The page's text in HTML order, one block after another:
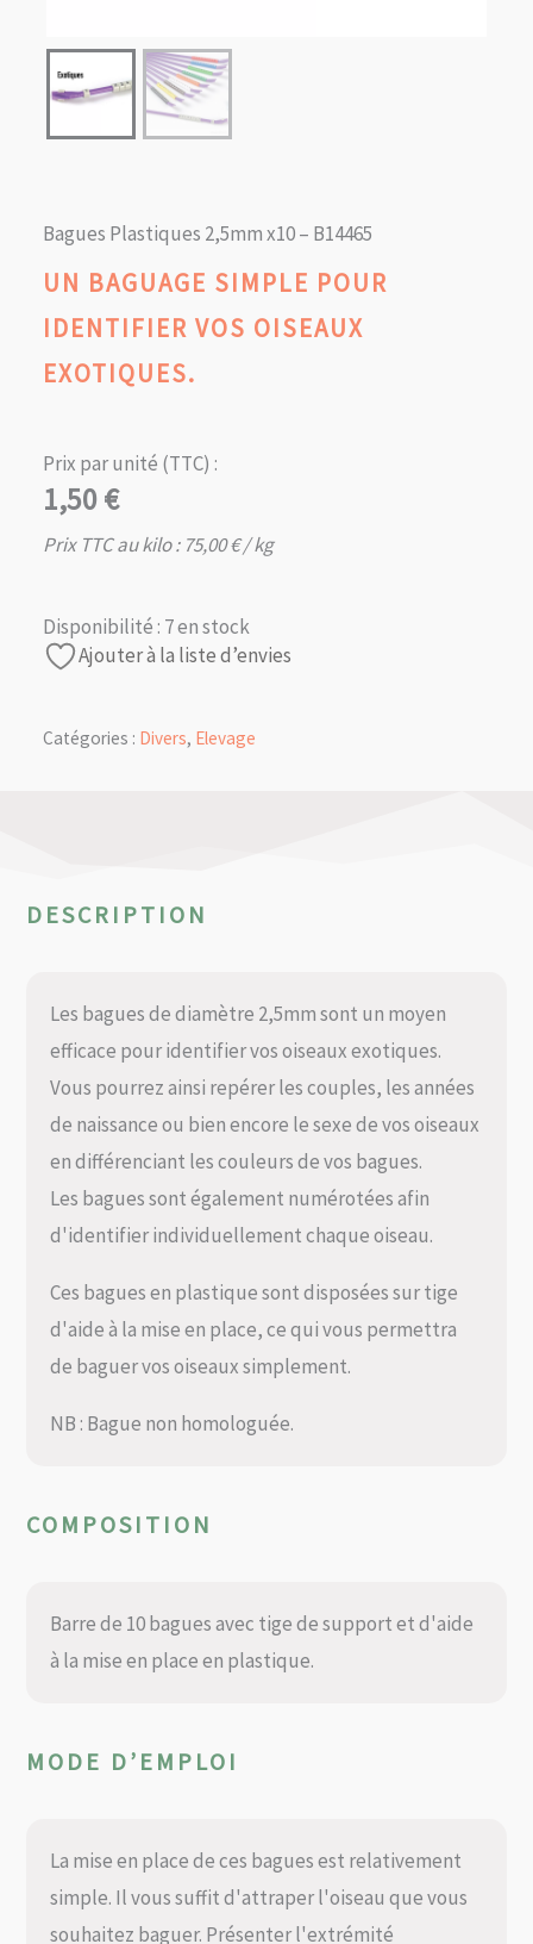
Bagues Plastiques 2,5mm x10 – B14465
UN BAGUAGE SIMPLE POUR
IDENTIFIER VOS OISEAUX
EXOTIQUES.
Prix par unité (TTC) :
1,50€
Prix TTC au kilo : 75,00€/ kg
Disponibilité : 7 en stock
Ajouter à la liste d’envies
Catégories : Divers, Elevage
DESCRIPTION
Les bagues de diamètre 2,5mm sont un moyen
efficace pour identifier vos oiseaux exotiques.
Vous pourrez ainsi repérer les couples, les années
de naissance ou bien encore le sexe de vos oiseaux
en différenciant les couleurs de vos bagues.
Les bagues sont également numérotées afin
d'identifier individuellement chaque oiseau.
Ces bagues en plastique sont disposées sur tige
d'aide à la mise en place, ce qui vous permettra
de baguer vos oiseaux simplement.
NB : Bague non homologuée.
COMPOSITION
Barre de 10 bagues avec tige de support et d'aide
à la mise en place en plastique.
MODE D’EMPLOI
La mise en place de ces bagues est relativement
simple. Il vous suffit d'attraper l'oiseau que vous
souhaitez baguer. Présenter l'extrémité